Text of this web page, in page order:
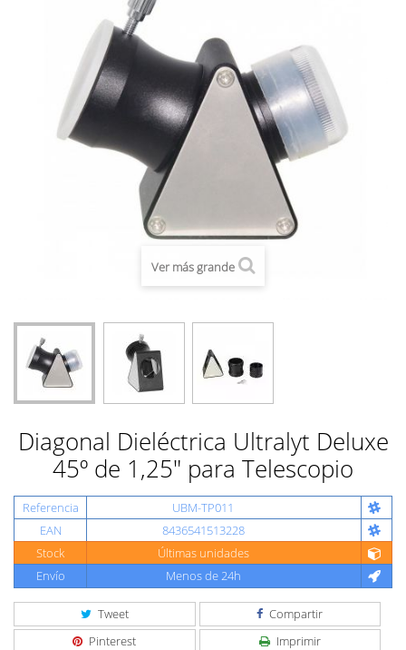
Ver más grande
Diagonal Dieléctrica Ultralyt Deluxe
45º de 1,25" para Telescopio
Referencia
UBM-TP011
EAN
8436541513228
Stock
Últimas unidades
Envío
Menos de 24h
Tweet
Compartir
Pinterest
Imprimir